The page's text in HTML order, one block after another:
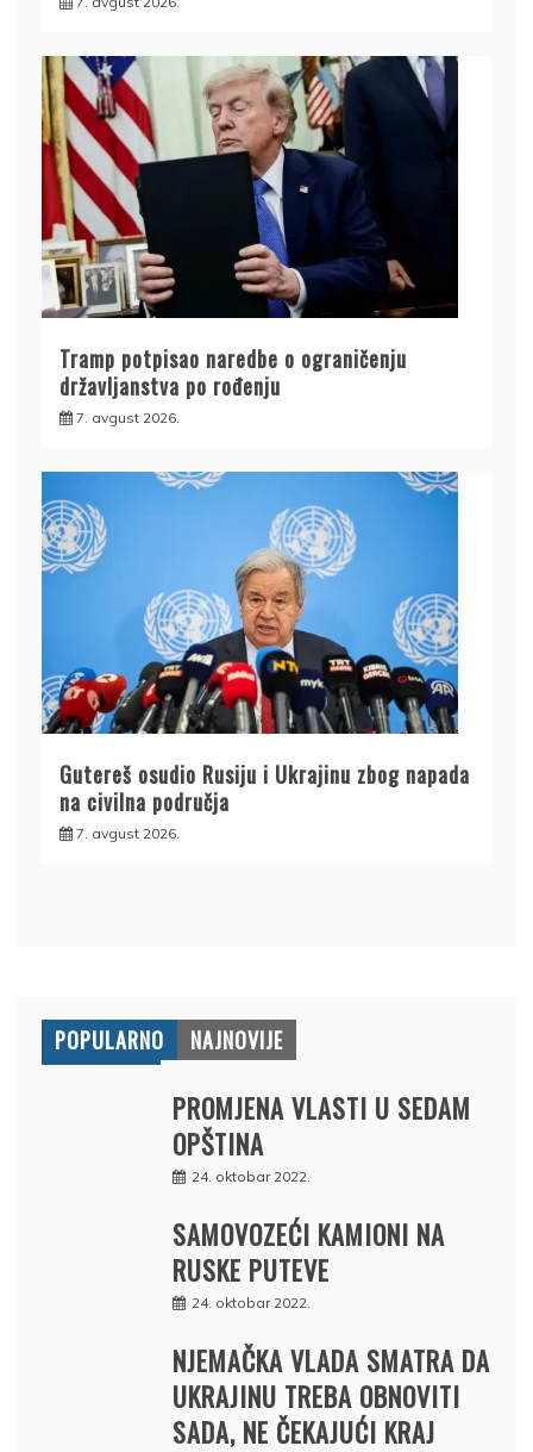
Tramp potpisao naredbe o ograničenju
državljanstva po rođenju
7. avgust 2026.
Gutereš osudio Rusiju i Ukrajinu zbog napada
na civilna područja
7. avgust 2026.
POPULARNO NAJNOVIJE
PROMJENA VLASTI U SEDAM
OPŠTINA
24. oktobar 2022.
SAMOVOZEĆI KAMIONI NA
RUSKE PUTEVE
24. oktobar 2022.
NJEMAČKA VLADA SMATRA DA
UKRAJINU TREBA OBNOVITI
SADA, NE ČEKAJUĆI KRAJ